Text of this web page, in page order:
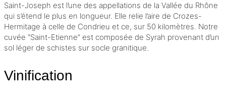
Saint-Joseph est l’une des appellations de la Vallée du Rhône
qui s’étend le plus en longueur. Elle relie l’aire de Crozes-
Hermitage à celle de Condrieu et ce, sur 50 kilomètres. Notre
cuvée “Saint-Etienne” est composée de Syrah provenant d’un
sol léger de schistes sur socle granitique.
Vinification